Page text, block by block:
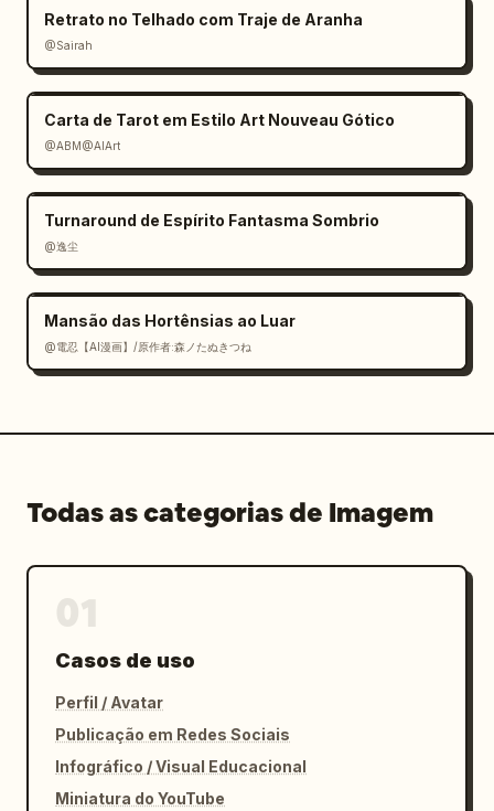
Retrato no Telhado com Traje de Aranha
@Sairah
Carta de Tarot em Estilo Art Nouveau Gótico
@ABM@AIArt
Turnaround de Espírito Fantasma Sombrio
@逸尘
Mansão das Hortênsias ao Luar
@電忍【AI漫画】/原作者:森ノたぬきつね
Todas as categorias de Imagem
Casos de uso
Perfil / Avatar
Publicação em Redes Sociais
Infográfico / Visual Educacional
Miniatura do YouTube